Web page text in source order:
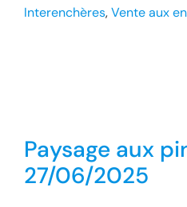
Interenchères, Vente aux
Paysage aux
27/06/2025